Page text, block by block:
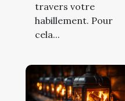
travers votre
habillement. Pour
cela...